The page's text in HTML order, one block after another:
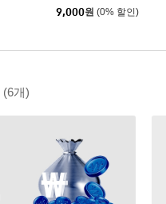
9,000원 (0% 할인)
(6개)